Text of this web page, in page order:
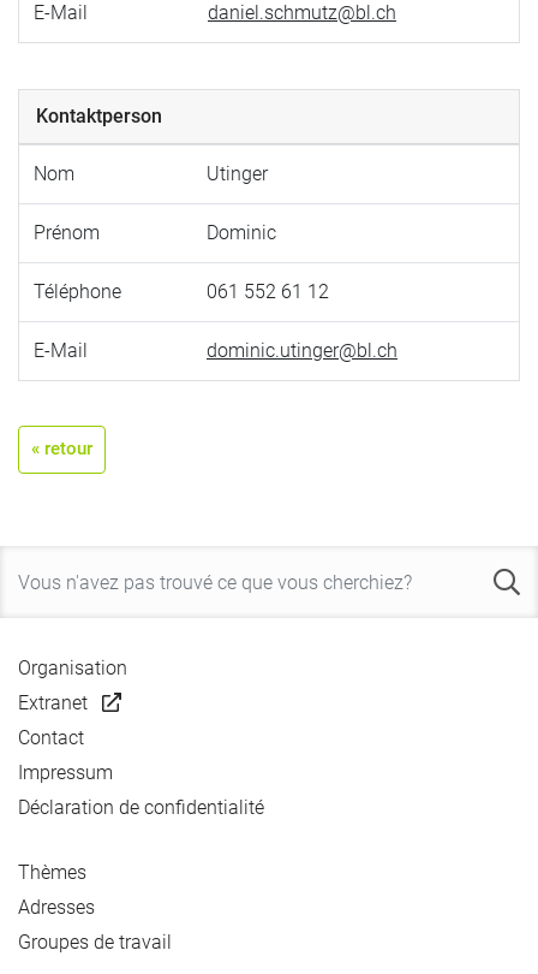
E-Mail daniel.schmutz@bl.ch
Kontaktperson
Nom Utinger
Prénom Dominic
Téléphone 061 552 61 12
E-Mail dominic.utinger@bl.ch
« retour
Organisation
Extranet
Contact
Impressum
Déclaration de confidentialité
Thèmes
Adresses
Groupes de travail